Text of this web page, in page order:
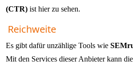
(CTR) ist hier zu sehen.
Reichweite
Es gibt dafür unzählige Tools wie
Mit den Services dieser Anbieter kann